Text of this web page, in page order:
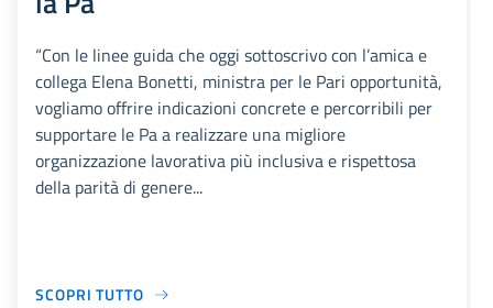
“Con le linee guida che oggi sottoscrivo con l’amica e
collega Elena Bonetti, ministra per le Pari opportunità,
vogliamo offrire indicazioni concrete e percorribili per
supportare le Pa a realizzare una migliore
organizzazione lavorativa più inclusiva e rispettosa
della parità di genere...
SCOPRI TUTTO